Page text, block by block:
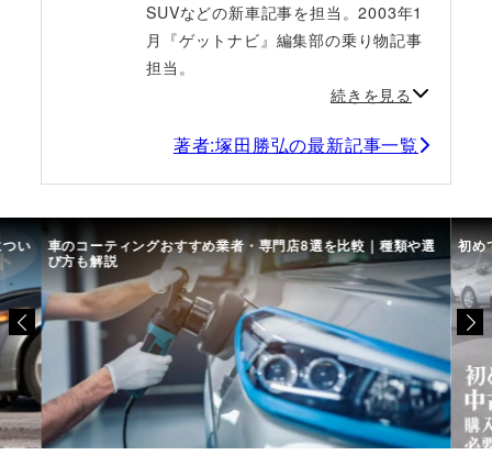
SUVなどの新車記事を担当。2003年1
月『ゲットナビ』編集部の乗り物記事
担当。
続きを見る
著者:塚田勝弘の最新記事一覧
い 車のコーティングおすすめ業者・専門店8選を比較｜種類や選
び方も解説
初め